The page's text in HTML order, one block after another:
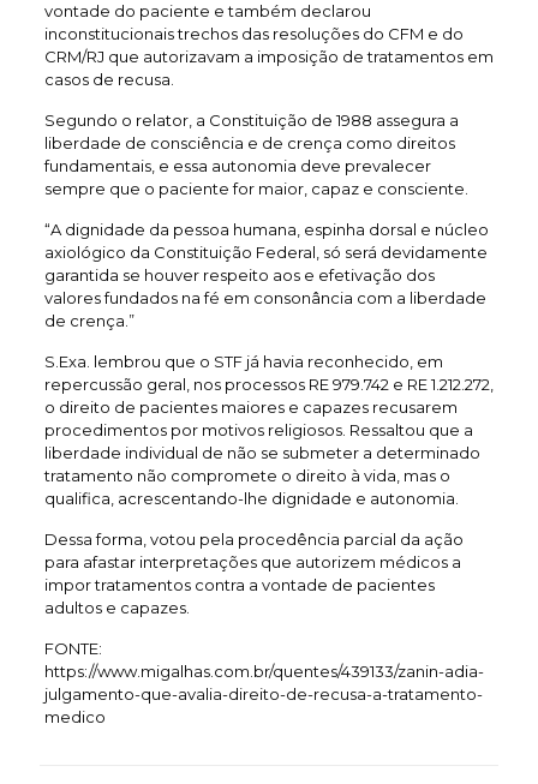
vontade do paciente e também declarou
inconstitucionais trechos das resoluções do CFM e do
CRM/RJ que autorizavam a imposição de tratamentos em
casos de recusa.
Segundo o relator, a Constituição de 1988 assegura a
liberdade de consciência e de crença como direitos
fundamentais, e essa autonomia deve prevalecer
sempre que o paciente for maior, capaz e consciente.
“A dignidade da pessoa humana, espinha dorsal e núcleo
axiológico da Constituição Federal, só será devidamente
garantida se houver respeito aos e efetivação dos
valores fundados na fé em consonância com a liberdade
de crença.”
S.Exa. lembrou que o STF já havia reconhecido, em
repercussão geral, nos processos RE 979.742 e RE 1.212.272,
o direito de pacientes maiores e capazes recusarem
procedimentos por motivos religiosos. Ressaltou que a
liberdade individual de não se submeter a determinado
tratamento não compromete o direito à vida, mas o
qualifica, acrescentando-lhe dignidade e autonomia.
Dessa forma, votou pela procedência parcial da ação
para afastar interpretações que autorizem médicos a
impor tratamentos contra a vontade de pacientes
adultos e capazes.
FONTE:
https://www.migalhas.com.br/quentes/439133/zanin-adia-
julgamento-que-avalia-direito-de-recusa-a-tratamento-
medico